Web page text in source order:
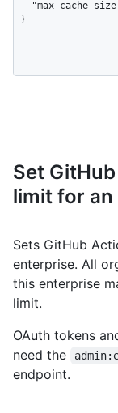
}
Set
limit for
Sets GitHub
enterprise. All
this enterprise
limit.
OAuth tokens
need the
endpoint.